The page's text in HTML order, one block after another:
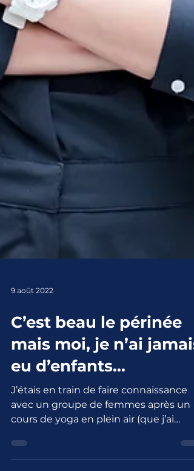
9 août 2022
C’est beau le périnée
mais moi, je n’ai jamais
eu d’enfants…
J’étais en train de faire connaissance
cours de yoga en plein air (que j’ai
adoré), et je parlais de ma...